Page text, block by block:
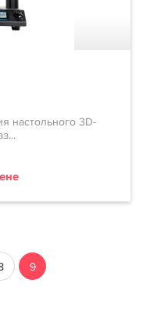
настольного 3D-
9